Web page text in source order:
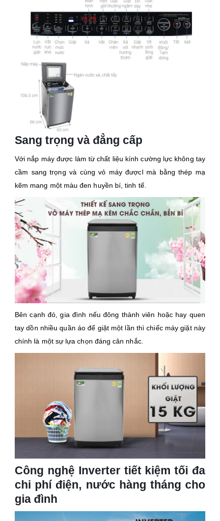
Sang trọng và đẳng cấp
Với nắp máy được làm từ chất liệu kính cường lực không tay
cầm sang trọng và cùng vỏ máy đượcl mà bằng thép mạ
kẽm mang một màu đen huyền bí, tinh tế.
Bên cạnh đó, gia đình nếu đông thành viên hoặc hay quen
tay dồn nhiều quần áo để giặt một lần thì chiếc máy giặt này
chính là một sự lựa chọn đáng cân nhắc.
Công nghệ Inverter tiết kiệm tối đa
chi phí điện, nước hàng tháng cho
gia đình